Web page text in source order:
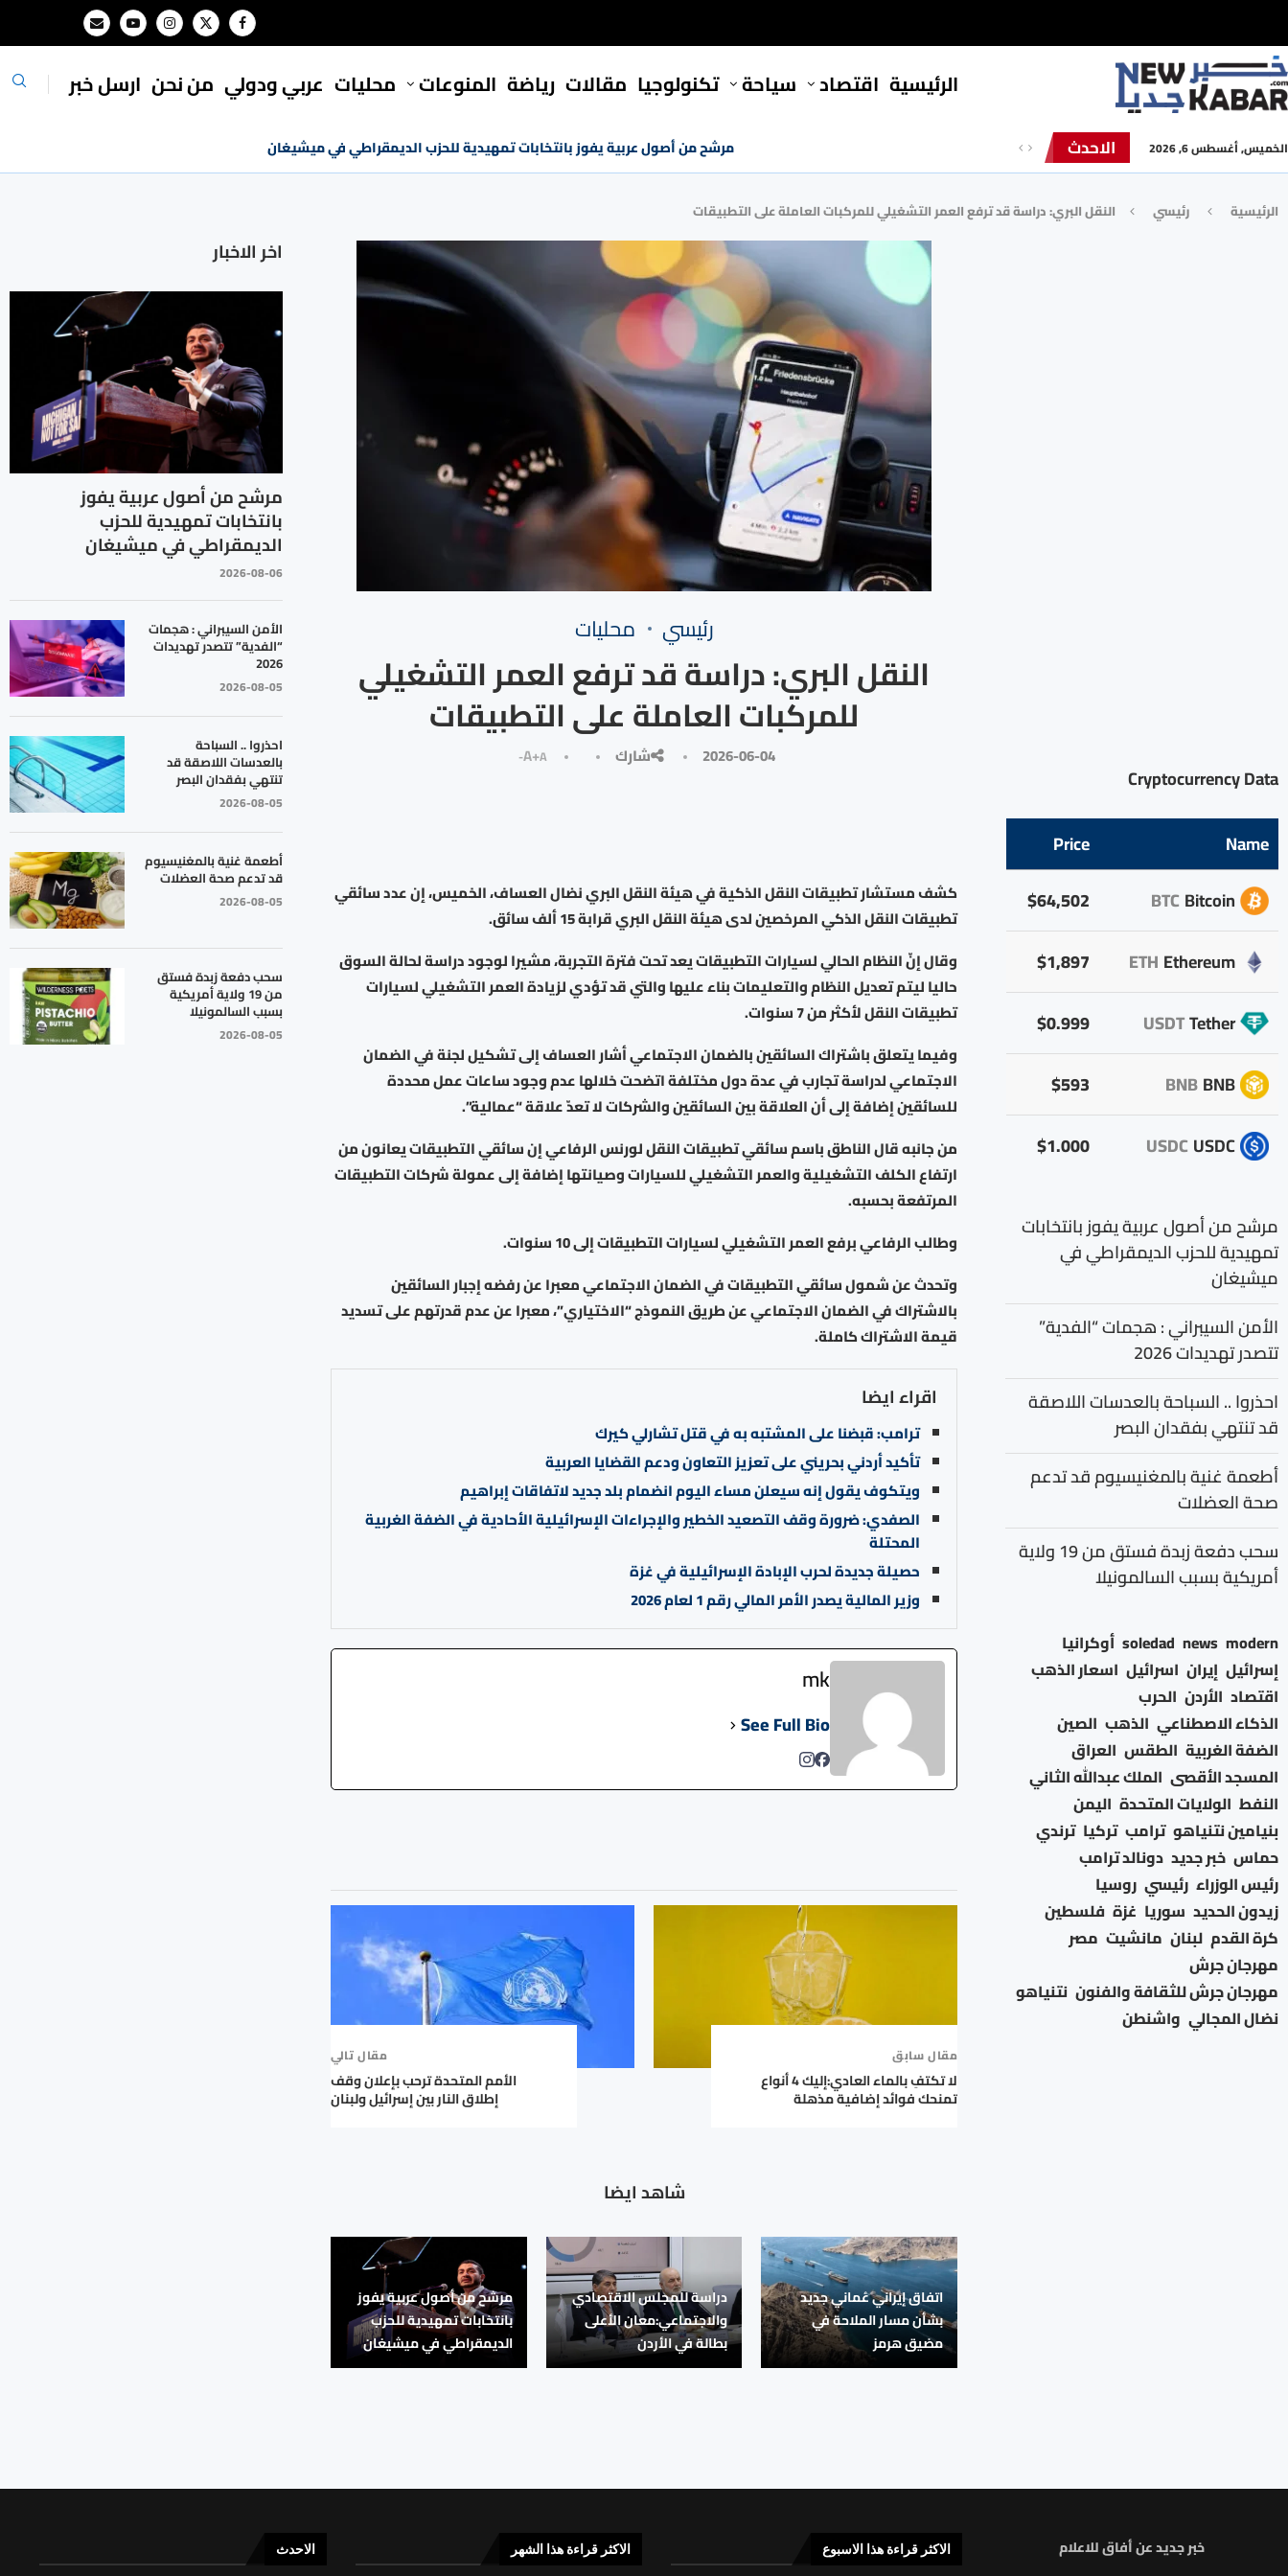
الرئيسية ⁠اقتصاد سياحة تكنولوجيا مقالات رياضة المنوعات محليات ⁠عربي ودولي من نحن ارسل خبر
الخميس, أغسطس 6, 2026 الاحدث مرشح من أصول عربية يفوز بانتخابات تمهيدية للحزب الديمقراطي في ميشيغان
الرئيسية رئيسي النقل البري: دراسة قد ترفع العمر التشغيلي للمركبات العاملة على التطبيقات
رئيسي محليات
النقل البري: دراسة قد ترفع العمر التشغيلي
للمركبات العاملة على التطبيقات
2026-06-04 شارك A+A-
كشف مستشار تطبيقات النقل الذكية في هيئة النقل البري نضال العساف، الخميس، إن عدد سائقي
تطبيقات النقل الذكي المرخصين لدى هيئة النقل البري قرابة 15 ألف سائق.
وقال إنّ النظام الحالي لسيارات التطبيقات يعد تحت فترة التجربة، مشيرا لوجود دراسة لحالة السوق
حاليا ليتم تعديل النظام والتعليمات بناء عليها والتي قد تؤدي لزيادة العمر التشغيلي لسيارات
تطبيقات النقل لأكثر من 7 سنوات.
وفيما يتعلق باشتراك السائقين بالضمان الاجتماعي أشار العساف إلى تشكيل لجنة في الضمان
الاجتماعي لدراسة تجارب في عدة دول مختلفة اتضحت خلالها عدم وجود ساعات عمل محددة
للسائقين إضافة إلى أن العلاقة بين السائقين والشركات لا تعدّ علاقة “عمالية”.
من جانبه قال الناطق باسم سائقي تطبيقات النقل لورنس الرفاعي إن سائقي التطبيقات يعانون من
ارتفاع الكلف التشغيلية والعمر التشغيلي للسيارات وصيانتها إضافة إلى عمولة شركات التطبيقات
المرتفعة بحسبه.
وطالب الرفاعي برفع العمر التشغيلي لسيارات التطبيقات إلى 10 سنوات.
وتحدث عن شمول سائقي التطبيقات في الضمان الاجتماعي معبرا عن رفضه إجبار السائقين
بالاشتراك في الضمان الاجتماعي عن طريق النموذج “الاختياري”، معبرا عن عدم قدرتهم على تسديد
قيمة الاشتراك كاملة.
اقراء ايضا
ترامب: قبضنا على المشتبه به في قتل تشارلي كيرك
تأكيد أردني بحريني على تعزيز التعاون ودعم القضايا العربية
ويتكوف يقول إنه سيعلن مساء اليوم انضمام بلد جديد لاتفاقات إبراهيم
الصفدي: ضرورة وقف التصعيد الخطير والإجراءات الإسرائيلية الأحادية في الضفة الغربية
المحتلة
حصيلة جديدة لحرب الإبادة الإسرائيلية في غزة
وزير المالية يصدر الأمر المالي رقم 1 لعام 2026
mk
See Full Bio
مقال سابق
لا تكتفِ بالماء العادي:إليك 4 أنواع
تمنحك فوائد إضافية مذهلة
مقال تالي
الأمم المتحدة ترحب بإعلان وقف
إطلاق النار بين إسرائيل ولبنان
شاهد ايضا
مرشح من أصول عربية يفوز
بانتخابات تمهيدية للحزب
الديمقراطي في ميشيغان
دراسة للمجلس الاقتصادي
والاجتماعي:معان الأعلى
بطالة في الأردن
اتفاق إيراني عُماني جديد
بشأن مسار الملاحة في
مضيق هرمز
اخر الاخبار
مرشح من أصول عربية يفوز
بانتخابات تمهيدية للحزب
الديمقراطي في ميشيغان
2026-08-06
الأمن السيبراني : هجمات
“الفدية” تتصدر تهديدات
2026
2026-08-05
احذروا .. السباحة
بالعدسات اللاصقة قد
تنتهي بفقدان البصر
2026-08-05
أطعمة غنية بالمغنيسيوم
قد تدعم صحة العضلات
2026-08-05
سحب دفعة زبدة فستق
من 19 ولاية أمريكية
بسبب السالمونيلا
2026-08-05
Cryptocurrency Data
Name
Price
Bitcoin
BTC
$64,502
Ethereum
ETH
$1,897
Tether
USDT
$0.999
BNB
BNB
$593
USDC
USDC
$1.000
مرشح من أصول عربية يفوز بانتخابات
تمهيدية للحزب الديمقراطي في
ميشيغان
الأمن السيبراني : هجمات “الفدية”
تتصدر تهديدات 2026
احذروا .. السباحة بالعدسات اللاصقة
قد تنتهي بفقدان البصر
أطعمة غنية بالمغنيسيوم قد تدعم
صحة العضلات
سحب دفعة زبدة فستق من 19 ولاية
أمريكية بسبب السالمونيلا
modern
news
soledad أوكرانيا
إسرائيل إيران اسرائيل اسعار الذهب
اقتصاد الأردن الحرب
الذكاء الاصطناعي الذهب الصين
الضفة الغربية الطقس العراق
المسجد الأقصى الملك عبدالله الثاني
النفط الولايات المتحدة اليمن
بنيامين نتنياهو ترامب تركيا ترندي
حماس خبر جديد دونالد ترامب
رئيس الوزراء رئيسي روسيا
زيدون الحديد سوريا غزة فلسطين
كرة القدم لبنان مانشيت مصر
مهرجان جرش
مهرجان جرش للثقافة والفنون نتنياهو
نضال المجالي واشنطن
خبر جديد عن أفاق للاعلام الاكثر قراءة هذا الاسبوع الاكثر قراءة هذا الشهر الاحدث